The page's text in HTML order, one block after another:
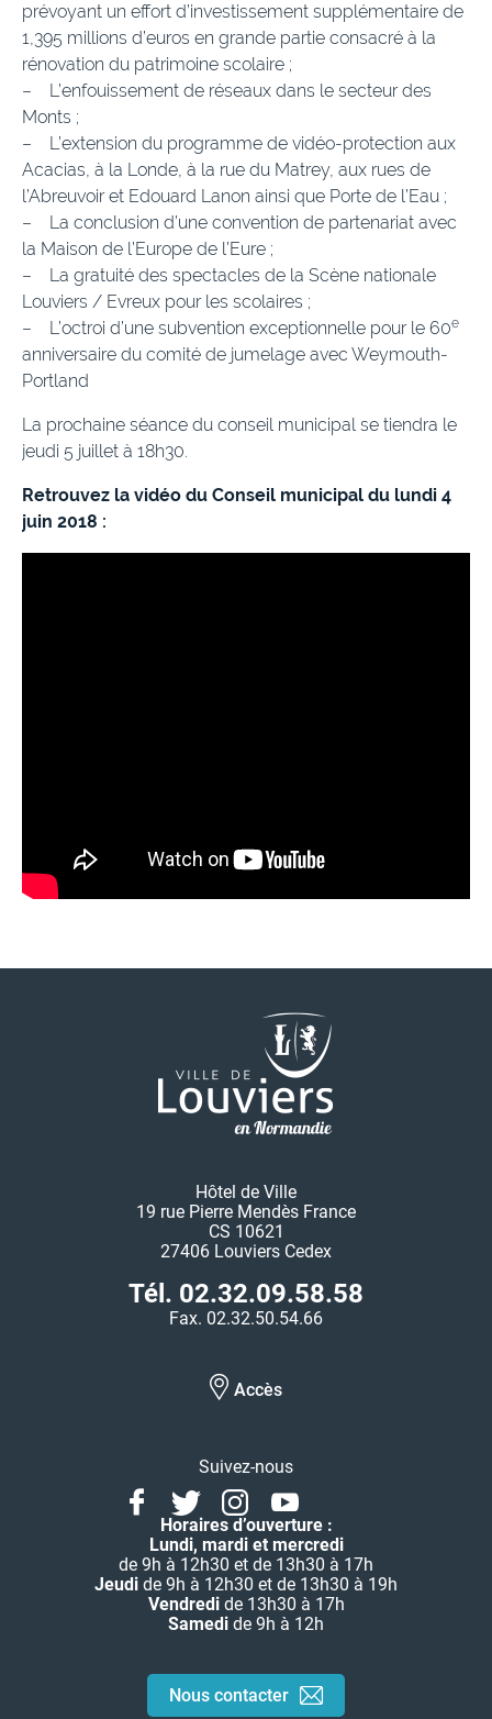
prévoyant un effort d’investissement supplémentaire de
1,395 millions d’euros en grande partie consacré à la
rénovation du patrimoine scolaire ;
– L’enfouissement de réseaux dans le secteur des
Monts ;
– L’extension du programme de vidéo-protection aux
Acacias, à la Londe, à la rue du Matrey, aux rues de
l’Abreuvoir et Edouard Lanon ainsi que Porte de l’Eau ;
– La conclusion d’une convention de partenariat avec
la Maison de l’Europe de l’Eure ;
– La gratuité des spectacles de la Scène nationale
Louviers / Evreux pour les scolaires ;
– L’octroi d’une subvention exceptionnelle pour le 60e
anniversaire du comité de jumelage avec Weymouth-
Portland
La prochaine séance du conseil municipal se tiendra le
jeudi 5 juillet à 18h30.
Retrouvez la vidéo du Conseil municipal du lundi 4
juin 2018 :
Hôtel de Ville
19 rue Pierre Mendès France
CS 10621
27406 Louviers Cedex
Tél. 02.32.09.58.58
Fax. 02.32.50.54.66
Accès
Suivez-nous
FacebookTwitterInstagramYoutube
Horaires d’ouverture :
Lundi, mardi et mercredi
de 9h à 12h30 et de 13h30 à 17h
Jeudi de 9h à 12h30 et de 13h30 à 19h
Vendredide 13h30 à 17h
Samedi de 9h à 12h
Nous contacter